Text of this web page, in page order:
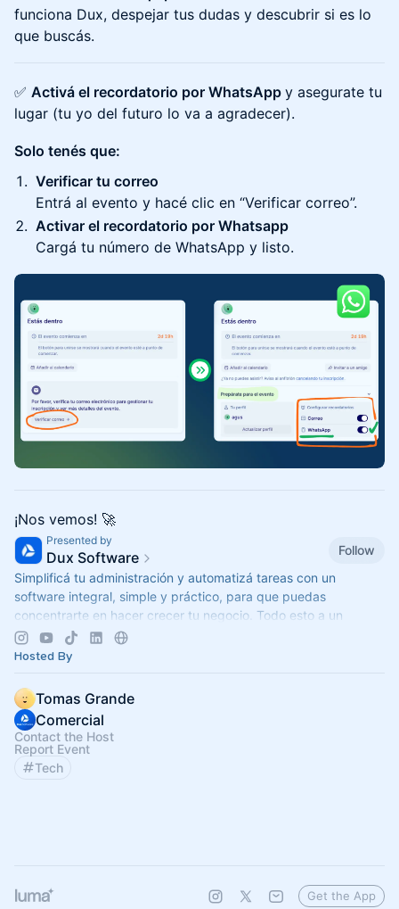
funciona Dux, despejar tus dudas y descubrir si es lo
que buscás.
✅ Activá el recordatorio por WhatsApp y asegurate tu
lugar (tu yo del futuro lo va a agradecer).
Solo tenés que:
Verificar tu correo
Entrá al evento y hacé clic en “Verificar correo”.
Activar el recordatorio por Whatsapp
Cargá tu número de WhatsApp y listo.
¡Nos vemos! 🚀
Presented by
Dux Software
Follow
Simplificá tu administración y automatizá tareas con un
software integral, simple y práctico, para que puedas
concentrarte en hacer crecer tu negocio. Todo esto a un
excelente precio 🚀
Hosted By
Tomas Grande
Comercial
Contact the Host
Report Event
Tech
Get the App